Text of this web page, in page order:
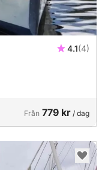
4.1(4)
Från 779 kr / dag